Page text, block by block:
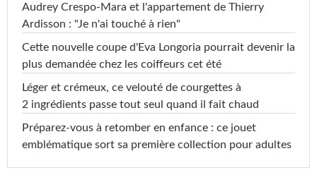
Audrey Crespo-Mara et l'appartement de Thierry
Ardisson : "Je n'ai touché à rien"
Cette nouvelle coupe d'Eva Longoria pourrait devenir la
plus demandée chez les coiffeurs cet été
Léger et crémeux, ce velouté de courgettes à
2 ingrédients passe tout seul quand il fait chaud
Préparez-vous à retomber en enfance : ce jouet
emblématique sort sa première collection pour adultes